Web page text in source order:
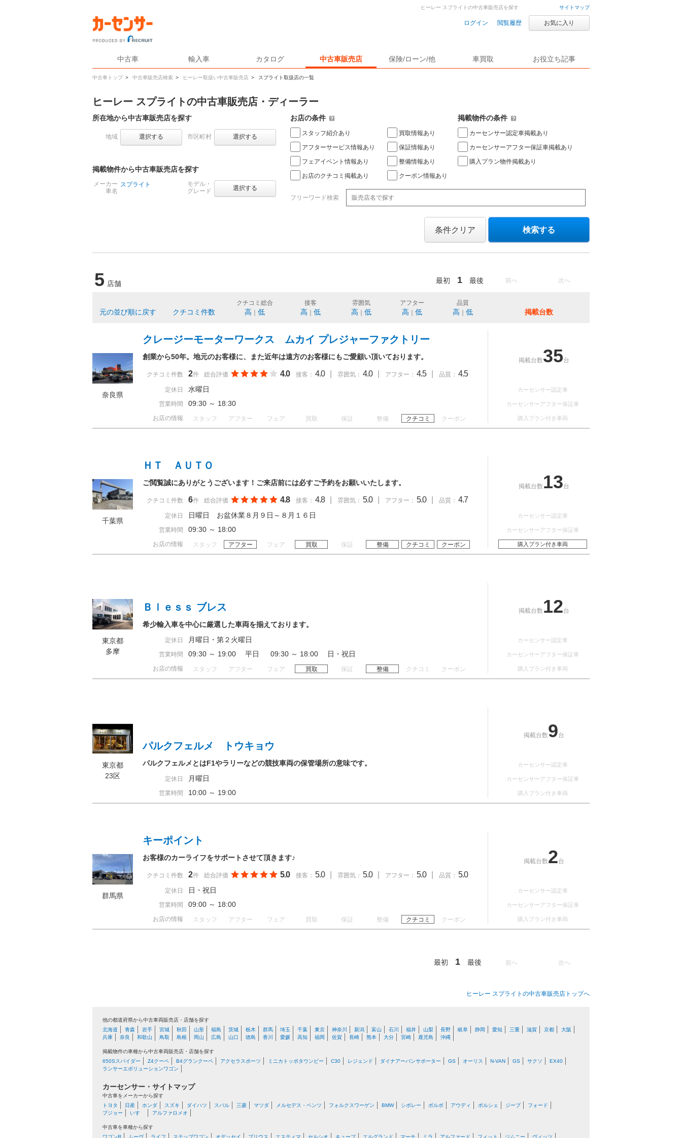
サイトマップ
ログイン 閲覧履歴 お気に入り
中古車 輸入車 カタログ 中古車販売店 保険/ローン/他 車買取 お役立ち記事
中古車トップ > 中古車販売店検索 > ヒーレー取扱い中古車販売店 > スプライト取扱店の一覧
ヒーレー スプライトの中古車販売店を探す
ヒーレー スプライトの中古車販売店・ディーラー
所在地から中古車販売店を探す
地域 選択する 市区町村 選択する
掲載物件から中古車販売店を探す
メーカー
車名
スプライト
モデル・
グレード
選択する
お店の条件
スタッフ紹介あり
アフターサービス情報あり
フェアイベント情報あり
お店のクチコミ掲載あり
買取情報あり
保証情報あり
整備情報あり
クーポン情報あり
掲載物件の条件
カーセンサー認定車掲載あり
カーセンサーアフター保証車掲載あり
購入プラン物件掲載あり
フリーワード検索
条件クリア 検索する
5 店舗 前へ 次へ
最初 1 最後
元の並び順に戻す クチコミ件数
クチコミ総合
高 低
接客
高 低
雰囲気
高 低
アフター
高 低
品質
高 低 掲載台数
奈良県
クレージーモーターワークス ムカイ プレジャーファクトリー
創業から50年。地元のお客様に、また近年は遠方のお客様にもご愛顧い頂いております。
クチコミ件数 2件 総合評価 4.0 接客： 4.0 雰囲気： 4.0 アフター： 4.5 品質： 4.5
定休日 水曜日
営業時間 09:30 ～ 18:30
お店の情報 スタッフ アフター フェア 買取 保証 整備 クチコミ クーポン
掲載台数35台
カーセンサー認定車
カーセンサーアフター保証車
購入プラン付き車両
千葉県
ＨＴ ＡＵＴＯ
ご閲覧誠にありがとうございます！ご来店前には必すご予約をお願いいたします。
クチコミ件数 6件 総合評価 4.8 接客： 4.8 雰囲気： 5.0 アフター： 5.0 品質： 4.7
定休日 日曜日 お盆休業８月９日～８月１６日
営業時間 09:30 ～ 18:00
お店の情報 スタッフ アフター フェア 買取 保証 整備 クチコミ クーポン
掲載台数 13台
カーセンサー認定車
カーセンサーアフター保証車
購入プラン付き車両
東京都
多摩
Ｂｌｅｓｓ ブレス
希少輸入車を中心に厳選した車両を揃えております。
定休日 月曜日・第２火曜日
営業時間 09:30 ～ 19:00 平日 09:30 ～ 18:00 日・祝日
お店の情報 スタッフ アフター フェア 買取 保証 整備 クチコミ クーポン
掲載台数 12台
カーセンサー認定車
カーセンサーアフター保証車
購入プラン付き車両
東京都
23区
パルクフェルメ トウキョウ
パルクフェルメとはF1やラリーなどの競技車両の保管場所の意味です。
定休日 月曜日
営業時間 10:00 ～ 19:00
掲載台数9台
カーセンサー認定車
カーセンサーアフター保証車
購入プラン付き車両
群馬県
キーポイント
お客様のカーライフをサポートさせて頂きます♪
クチコミ件数 2件 総合評価 5.0 接客： 5.0 雰囲気： 5.0 アフター： 5.0 品質： 5.0
定休日 日・祝日
営業時間 09:00 ～ 18:00
お店の情報 スタッフ アフター フェア 買取 保証 整備 クチコミ クーポン
掲載台数2台
カーセンサー認定車
カーセンサーアフター保証車
購入プラン付き車両
最初 1 最後 前へ 次へ
ヒーレー スプライトの中古車販売店トップへ
他の都道府県から中古車両販売店・店舗を探す
北海道
青森 岩手 宮城 秋田 山形 福島 茨城 栃木 群馬 埼玉 千葉 東京 神奈川 新潟 富山 石川 福井 山梨 長野 岐阜 静岡 愛知 三重 滋賀 京都
大阪
兵庫
奈良 和歌山 鳥取 島根 岡山 広島 山口 徳島 香川 愛媛 高知 福岡 佐賀 長崎 熊本 大分 宮崎 鹿児島 沖縄
掲載物件の車種から中古車両販売店・店舗を探す
650Sスパイダー
Z4クーペ B4グランクーペ アクセラスポーツ ミニカトッポタウンビー C30 レジェンド ダイナアーバンサポーター GS オーリス N-VAN GS サクソ
EX40
ランサーエボリューションワゴン
カーセンサー・サイトマップ
中古車をメーカーから探す
トヨタ
日産 ホンダ スズキ ダイハツ スバル 三菱 マツダ メルセデス・ベンツ フォルクスワーゲン BMW シボレー ボルボ アウディ ポルシェ ジープ
フォード
プジョー
いすゞ アルファロメオ
中古車を車種から探す
ワゴンR
ムーヴ ライフ ステップワゴン オデッセイ プリウス エスティマ セルシオ キューブ エルグランド マーチ ミラ アルファード フィット ジムニー ヴィッツ